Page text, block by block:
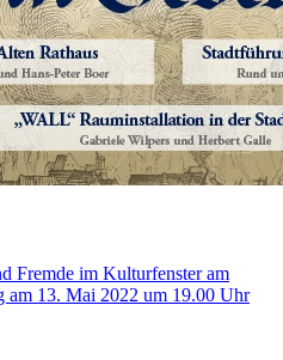
Fremde im Kulturfenster am
am 13. Mai 2022 um 19.00 Uhr